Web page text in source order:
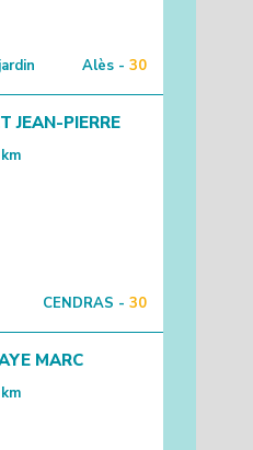
Alès - 30
JEAN-PIERRE
km
CENDRAS - 30
MARC
km